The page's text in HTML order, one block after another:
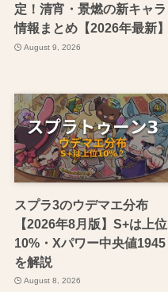
定！清宵・景燃の新キャラ
情報まとめ【2026年最新】
August 9, 2026
スプラ3のウデマエ分布
【2026年8月版】S+は上位
10%・Xパワー中央値1945
を解説
August 8, 2026